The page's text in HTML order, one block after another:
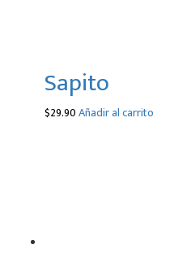
Sapito
$29.90Añadir al carrito